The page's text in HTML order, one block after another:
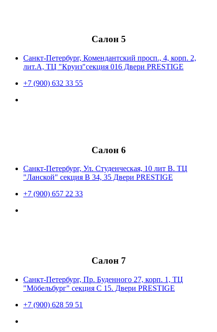
Салон 5
Санкт-Петербург, Комендантский просп., 4, корп. 2,
лит.А, ТЦ "Круиз"секция 016 Двери PRESTIGE
+7 (900) 632 33 55
Салон 6
Санкт-Петербург, Ул. Студенческая, 10 лит В. ТЦ
"Ланской" секция В 34, 35 Двери PRESTIGE
+7 (900) 657 22 33
Салон 7
Санкт-Петербург, Пр. Буденного 27, корп. 1, ТЦ
"Мöбельбург" секция С 15. Двери PRESTIGE
+7 (900) 628 59 51